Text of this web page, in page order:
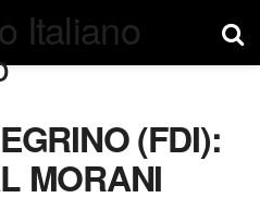
(FDI):
MORANI